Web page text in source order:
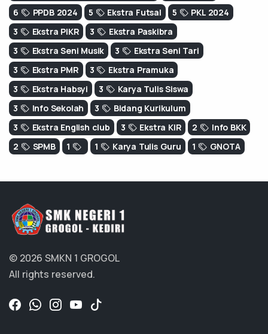
6
PPDB 2024 5 Ekstra Futsal 5
PKL 2024
3
Ekstra PIKR 3
Ekstra Paskibra
3
Ekstra Seni Musik 3
Ekstra Seni Tari
3
Ekstra PMR 3
Ekstra Pramuka
3
Ekstra Habsyi 3
Karya Tulis Siswa
3
Info Sekolah 3
Bidang Kurikulum
3
Ekstra English club 3 Ekstra KIR 2
Info BKK
2
SPMB 1 1 Karya Tulis Guru 1 GNOTA
© 2026 SMKN 1 GROGOL
All rights reserved.